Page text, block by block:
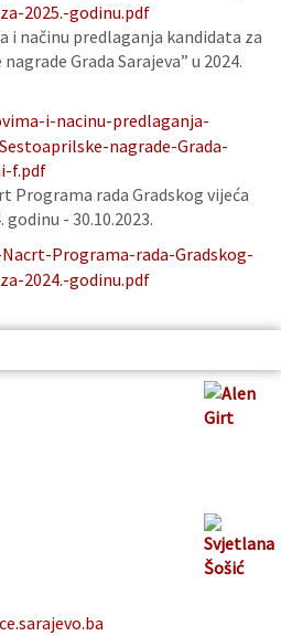
2025.-godinu.pdf
i načinu predlaganja kandidata za
Grada Sarajeva” u 2024.
i-nacinu-predlaganja-
nagrade-Grada-
f.pdf
Programa rada Gradskog vijeća
godinu - 30.10.2023.
Programa-rada-Gradskog-
2024.-godinu.pdf